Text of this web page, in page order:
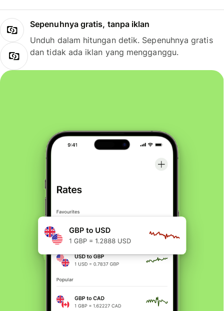
Sepenuhnya gratis, tanpa iklan
Unduh dalam hitungan detik. Sepenuhnya gratis
dan tidak ada iklan yang mengganggu.